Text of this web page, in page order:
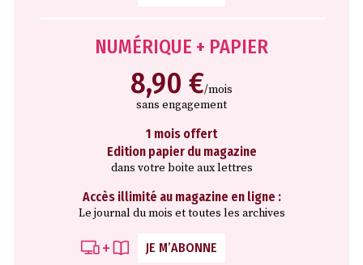
NUMÉRIQUE + PAPIER
8,90 €/mois
sans engagement
1 mois offert
Edition papier du magazine
dans votre boite aux lettres
Accès illimité au magazine en ligne :
Le journal du mois et toutes les archives
JE M’ABONNE